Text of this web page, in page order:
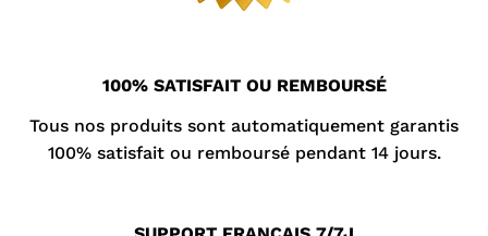
100% SATISFAIT OU REMBOURSÉ
Tous nos produits sont automatiquement garantis
100% satisfait ou remboursé pendant 14 jours.